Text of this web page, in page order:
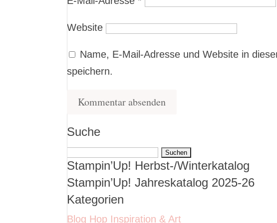
Website
Name, E-Mail-Adresse und Website in
speichern.
Suche
Suchen
nach:
Stampin’Up! Herbst-/Winterkatalog
Stampin’Up! Jahreskatalog 2025-26
Kategorien
Blog Hop Inspiration & Art